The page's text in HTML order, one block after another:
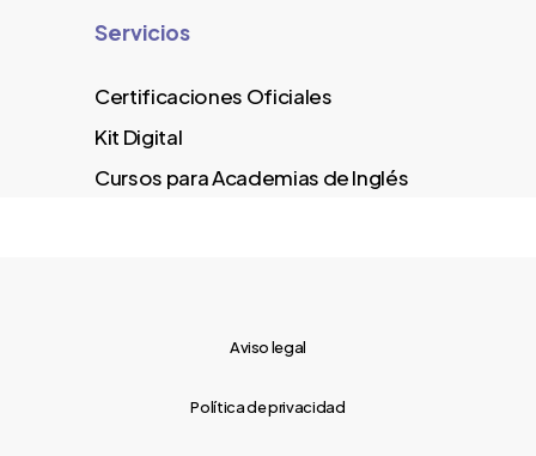
Servicios
Certificaciones Oficiales
Kit Digital
Cursos para Academias de Inglés
Aviso legal
Política de privacidad